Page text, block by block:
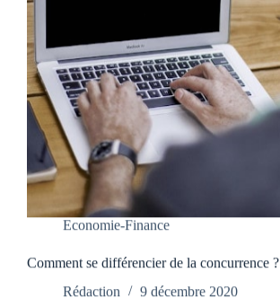
Economie-Finance
Comment se différencier de la concurrence ?
Rédaction
9 décembre 2020